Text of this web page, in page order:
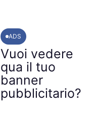
ADS
Vuoi vedere
qua il tuo
banner
pubblicitario?